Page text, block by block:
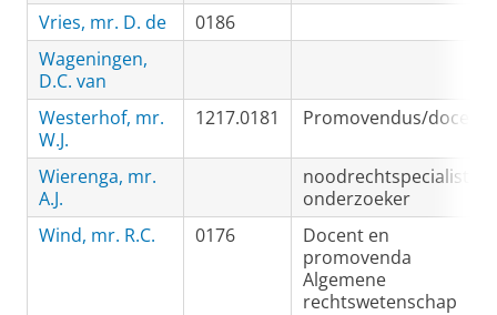
Vries, mr. D. de
0186
Wageningen,
D.C. van
Westerhof, mr.
W.J.
1217.0181 Promovendus/docent
Wierenga, mr.
A.J.
noodrechtspecialist -
onderzoeker
Wind, mr. R.C.
0176
Docent en
promovenda
Algemene
rechtswetenschap